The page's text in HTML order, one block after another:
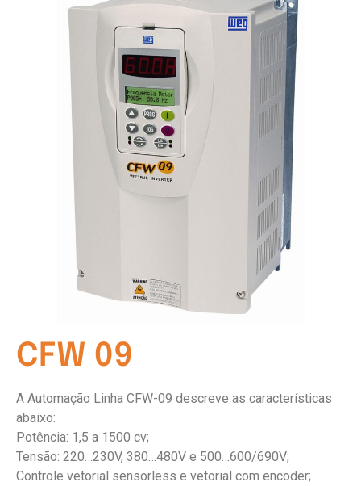
CFW 09
A Automação Linha CFW-09 descreve as características
abaixo:
Potência: 1,5 a 1500 cv;
Tensão: 220…230V, 380…480V e 500…600/690V;
Controle vetorial sensorless e vetorial com encoder;